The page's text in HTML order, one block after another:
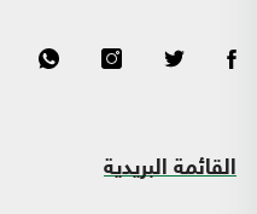
القائمة البريدية